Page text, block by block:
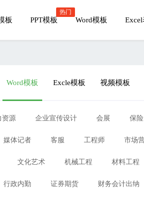
板
热门
PPT模板 Word模板
Word模板 Excle模板 视频模板
资源 企业宣传设计 会展 保险
媒体记者 客服 工程师 市场
文化艺术 机械工程 材料工程
行政内勤 证券期货 财务会计出纳